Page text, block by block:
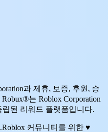
과 제휴, 보증, 후원, 승
는 Roblox Corporation
된 리워드 플랫폼입니다.
Roblox 커뮤니티를 위한 ♥